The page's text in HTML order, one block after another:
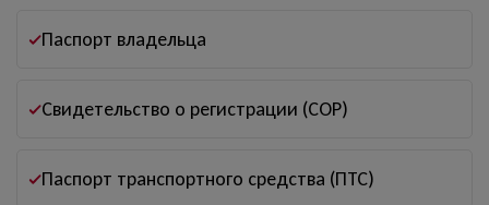
Паспорт владельца
Свидетельство о регистрации (СОР)
Паспорт транспортного средства (ПТС)